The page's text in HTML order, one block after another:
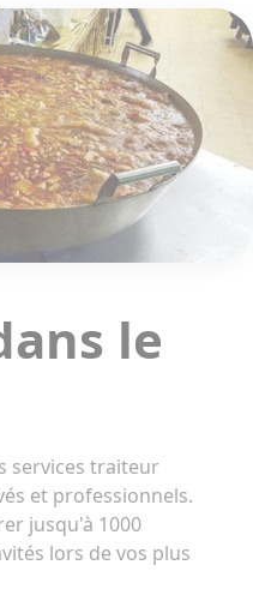
le
services traiteur
et professionnels.
jusqu'à 1000
lors de vos plus